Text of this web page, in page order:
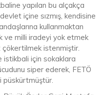
yapılan bu alçakça
içine sızmış, kendisine
kullanmaktan
ve milli iradeyi yok etmek
istenmiştir.
istikbali için sokaklara
siper ederek, FETÖ
püskürtmüştür.